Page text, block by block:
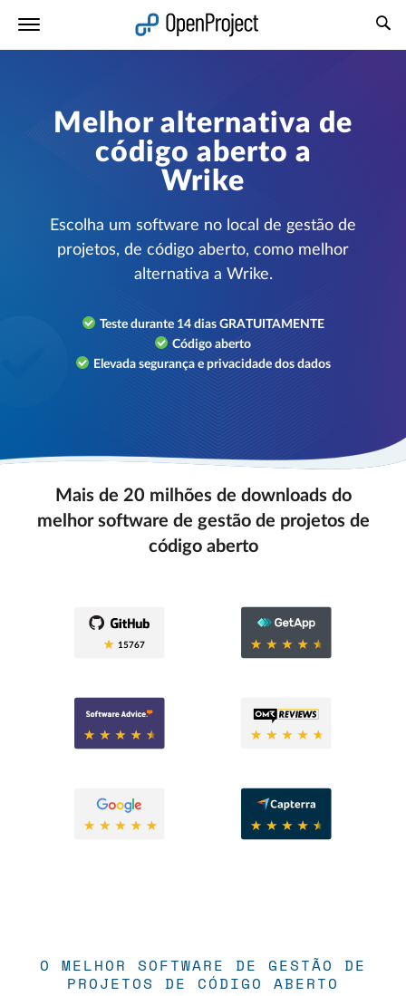
Melhor alternativa de
código aberto a
Wrike
Escolha um software no local de gestão de
projetos, de código aberto, como melhor
alternativa a Wrike.
Teste durante 14 dias GRATUITAMENTE
Código aberto
Elevada segurança e privacidade dos dados
Mais de 20 milhões de downloads do
melhor software de gestão de projetos de
código aberto
15767
O MELHOR SOFTWARE DE GESTÃO DE
PROJETOS DE CÓDIGO ABERTO
Abrir a ligação num novo separador